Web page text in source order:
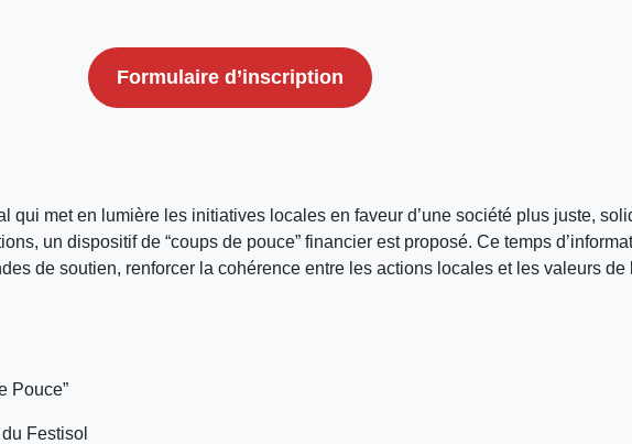
Formulaire d’inscription
qui met en lumière les initiatives locales en faveur d’une société plus juste,
un dispositif de “coups de pouce” financier est proposé. Ce temps
de soutien, renforcer la cohérence entre les actions locales et les valeurs
Pouce”
Festisol